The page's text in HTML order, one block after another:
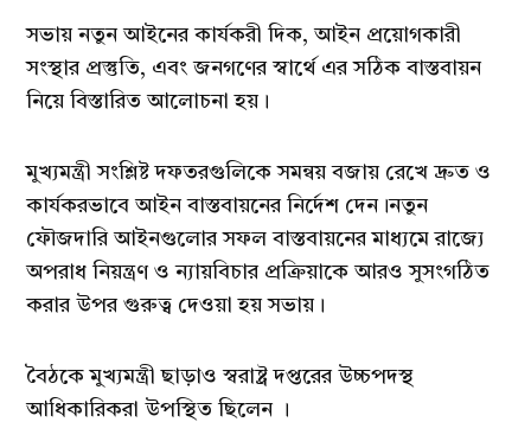
সভায় নতুন আইনের কার্যকরী দিক, আইন প্রয়োগকারী
সংস্থার প্রস্তুতি, এবং জনগণের স্বার্থে এর সঠিক বাস্তবায়ন
নিয়ে বিস্তারিত আলোচনা হয়।
মুখ্যমন্ত্রী সংশ্লিষ্ট দফতরগুলিকে সমন্বয় বজায় রেখে দ্রুত ও
কার্যকরভাবে আইন বাস্তবায়নের নির্দেশ দেন।নতুন
ফৌজদারি আইনগুলোর সফল বাস্তবায়নের মাধ্যমে রাজ্যে
অপরাধ নিয়ন্ত্রণ ও ন্যায়বিচার প্রক্রিয়াকে আরও সুসংগঠিত
করার উপর গুরুত্ব দেওয়া হয় সভায়।
বৈঠকে মুখ্যমন্ত্রী ছাড়াও স্বরাষ্ট্র দপ্তরের উচ্চপদস্থ
আধিকারিকরা উপস্থিত ছিলেন ।